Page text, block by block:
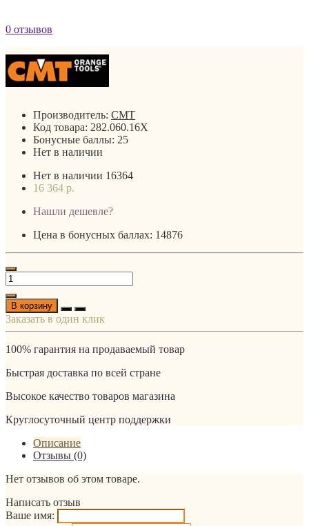
0 отзывов
Производитель: CMT
Код товара: 282.060.16X
Бонусные баллы: 25
Нет в наличии
Нет в наличии 16364
16 364 р.
Нашли дешевле?
Цена в бонусных баллах: 14876
В корзину
Заказать в один клик
100% гарантия на продаваемый товар
Быстрая доставка по всей стране
Высокое качество товаров магазина
Круглосуточный центр поддержки
Описание
Отзывы (0)
Нет отзывов об этом товаре.
Написать отзыв
Ваше имя: